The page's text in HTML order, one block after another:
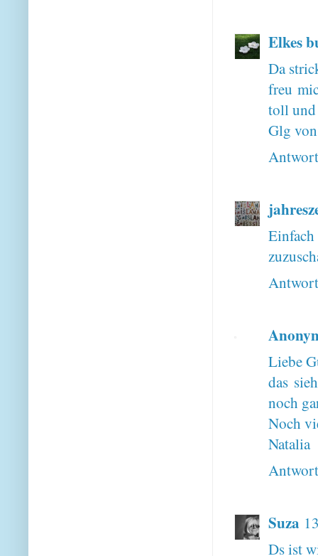
Elkes
Da
freu
toll und
Glg
Liebe
das
noch
Noch
Natalia
Suza
Ds ist